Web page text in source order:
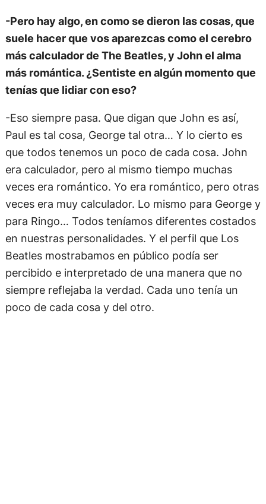
-Pero hay algo, en como se dieron las cosas, que
suele hacer que vos aparezcas como el cerebro
más calculador de The Beatles, y John el alma
más romántica. ¿Sentiste en algún momento que
tenías que lidiar con eso?
-Eso siempre pasa. Que digan que John es así,
Paul es tal cosa, George tal otra… Y lo cierto es
que todos tenemos un poco de cada cosa. John
era calculador, pero al mismo tiempo muchas
veces era romántico. Yo era romántico, pero otras
veces era muy calculador. Lo mismo para George y
para Ringo… Todos teníamos diferentes costados
en nuestras personalidades. Y el perfil que Los
Beatles mostrabamos en público podía ser
percibido e interpretado de una manera que no
siempre reflejaba la verdad. Cada uno tenía un
poco de cada cosa y del otro.